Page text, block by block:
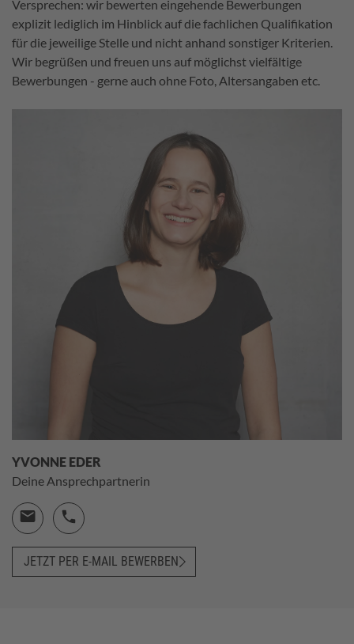
Versprechen: wir bewerten eingehende Bewerbungen
explizit lediglich im Hinblick auf die fachlichen Qualifikation
für die jeweilige Stelle und nicht anhand sonstiger Kriterien.
Wir begrüßen und freuen uns auf möglichst vielfältige
Bewerbungen - gerne auch ohne Foto, Altersangaben etc.
YVONNE EDER
Deine Ansprechpartnerin
JETZT PER E-MAIL BEWERBEN